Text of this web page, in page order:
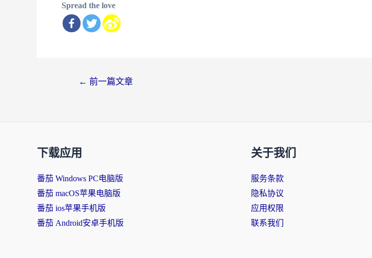
Spread the love
← 前一篇文章
下载应用
番茄 Windows PC电脑版
番茄 macOS苹果电脑版
番茄 ios苹果手机版
番茄 Android安卓手机版
关于我们
服务条款
隐私协议
应用权限
联系我们